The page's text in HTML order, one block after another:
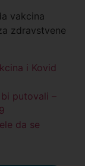
vakcina
zdravstvene
i Kovid
putovali –
da se